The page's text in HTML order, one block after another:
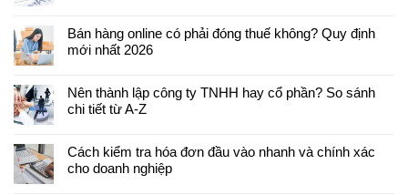
Bán hàng online có phải đóng thuế không? Quy định
mới nhất 2026
Nên thành lập công ty TNHH hay cổ phần? So sánh
chi tiết từ A-Z
Cách kiểm tra hóa đơn đầu vào nhanh và chính xác
cho doanh nghiệp